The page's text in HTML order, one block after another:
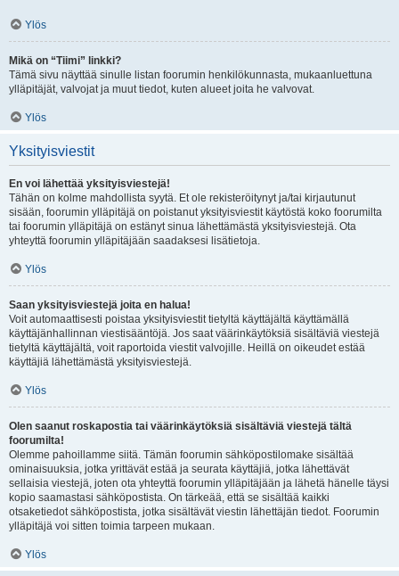
Ylös
Mikä on “Tiimi” linkki?
Tämä sivu näyttää sinulle listan foorumin henkilökunnasta, mukaanluettuna
ylläpitäjät, valvojat ja muut tiedot, kuten alueet joita he valvovat.
Ylös
Yksityisviestit
En voi lähettää yksityisviestejä!
Tähän on kolme mahdollista syytä. Et ole rekisteröitynyt ja/tai kirjautunut
sisään, foorumin ylläpitäjä on poistanut yksityisviestit käytöstä koko foorumilta
tai foorumin ylläpitäjä on estänyt sinua lähettämästä yksityisviestejä. Ota
yhteyttä foorumin ylläpitäjään saadaksesi lisätietoja.
Ylös
Saan yksityisviestejä joita en halua!
Voit automaattisesti poistaa yksityisviestit tietyltä käyttäjältä käyttämällä
käyttäjänhallinnan viestisääntöjä. Jos saat väärinkäytöksiä sisältäviä viestejä
tietyltä käyttäjältä, voit raportoida viestit valvojille. Heillä on oikeudet estää
käyttäjiä lähettämästä yksityisviestejä.
Ylös
Olen saanut roskapostia tai väärinkäytöksiä sisältäviä viestejä tältä
foorumilta!
Olemme pahoillamme siitä. Tämän foorumin sähköpostilomake sisältää
ominaisuuksia, jotka yrittävät estää ja seurata käyttäjiä, jotka lähettävät
sellaisia viestejä, joten ota yhteyttä foorumin ylläpitäjään ja lähetä hänelle täysi
kopio saamastasi sähköpostista. On tärkeää, että se sisältää kaikki
otsaketiedot sähköpostista, jotka sisältävät viestin lähettäjän tiedot. Foorumin
ylläpitäjä voi sitten toimia tarpeen mukaan.
Ylös